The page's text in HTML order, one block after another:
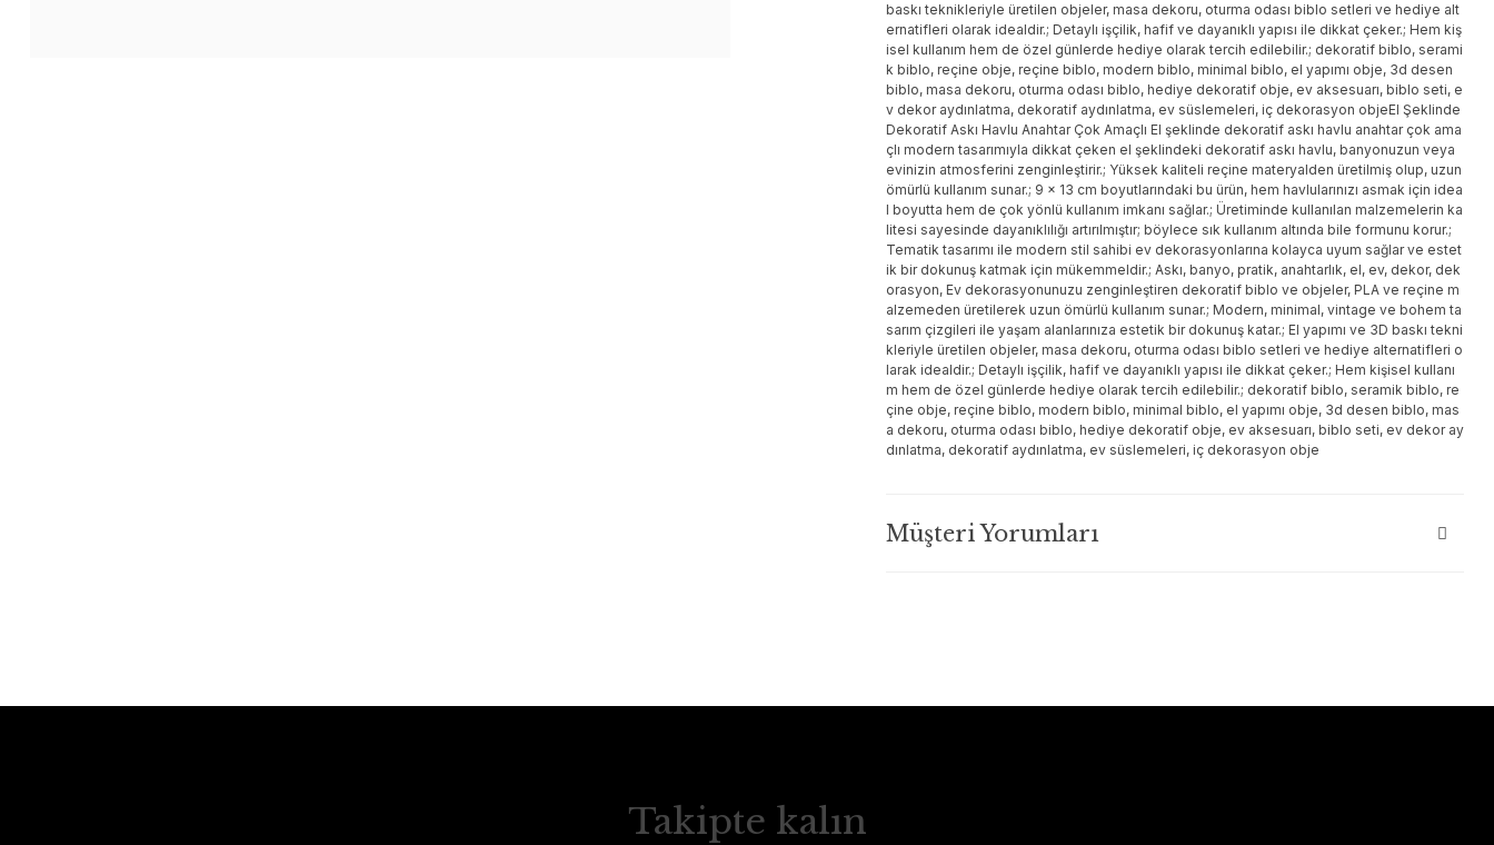
baskı teknikleriyle üretilen objeler, masa dekoru, oturma odası biblo setleri ve hediye alt
ernatifleri olarak idealdir.; Detaylı işçilik, hafif ve dayanıklı yapısı ile dikkat çeker.; Hem kiş
isel kullanım hem de özel günlerde hediye olarak tercih edilebilir.; dekoratif biblo, serami
k biblo, reçine obje, reçine biblo, modern biblo, minimal biblo, el yapımı obje, 3d desen
biblo, masa dekoru, oturma odası biblo, hediye dekoratif obje, ev aksesuarı, biblo seti, e
v dekor aydınlatma, dekoratif aydınlatma, ev süslemeleri, iç dekorasyon objeEl Şeklinde
Dekoratif Askı Havlu Anahtar Çok Amaçlı El şeklinde dekoratif askı havlu anahtar çok ama
çlı modern tasarımıyla dikkat çeken el şeklindeki dekoratif askı havlu, banyonuzun veya
evinizin atmosferini zenginleştirir.; Yüksek kaliteli reçine materyalden üretilmiş olup, uzun
ömürlü kullanım sunar.; 9 x 13 cm boyutlarındaki bu ürün, hem havlularınızı asmak için idea
l boyutta hem de çok yönlü kullanım imkanı sağlar.; Üretiminde kullanılan malzemelerin ka
litesi sayesinde dayanıklılığı artırılmıştır; böylece sık kullanım altında bile formunu korur.;
Tematik tasarımı ile modern stil sahibi ev dekorasyonlarına kolayca uyum sağlar ve estet
ik bir dokunuş katmak için mükemmeldir.; Askı, banyo, pratik, anahtarlık, el, ev, dekor, dek
orasyon, Ev dekorasyonunuzu zenginleştiren dekoratif biblo ve objeler, PLA ve reçine m
alzemeden üretilerek uzun ömürlü kullanım sunar.; Modern, minimal, vintage ve bohem ta
sarım çizgileri ile yaşam alanlarınıza estetik bir dokunuş katar.; El yapımı ve 3D baskı tekni
kleriyle üretilen objeler, masa dekoru, oturma odası biblo setleri ve hediye alternatifleri o
larak idealdir.; Detaylı işçilik, hafif ve dayanıklı yapısı ile dikkat çeker.; Hem kişisel kullanı
m hem de özel günlerde hediye olarak tercih edilebilir.; dekoratif biblo, seramik biblo, re
çine obje, reçine biblo, modern biblo, minimal biblo, el yapımı obje, 3d desen biblo, mas
a dekoru, oturma odası biblo, hediye dekoratif obje, ev aksesuarı, biblo seti, ev dekor ay
dınlatma, dekoratif aydınlatma, ev süslemeleri, iç dekorasyon obje
Müşteri Yorumları
Takipte kalın